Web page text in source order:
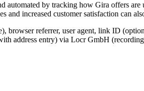
automated by tracking how Gira offers
increased customer satisfaction can
browser referrer, user agent, link ID
address entry) via Locr GmbH